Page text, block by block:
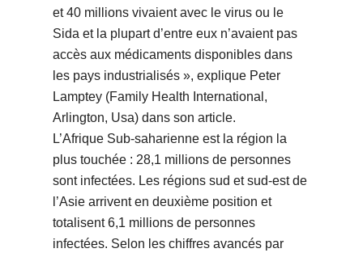
et 40 millions vivaient avec le virus ou le
Sida et la plupart d’entre eux n’avaient pas
accès aux médicaments disponibles dans
les pays industrialisés », explique Peter
Lamptey (Family Health International,
Arlington, Usa) dans son article.
L’Afrique Sub-saharienne est la région la
plus touchée : 28,1 millions de personnes
sont infectées. Les régions sud et sud-est de
l’Asie arrivent en deuxième position et
totalisent 6,1 millions de personnes
infectées. Selon les chiffres avancés par